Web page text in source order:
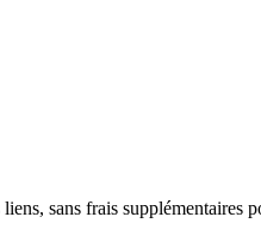
sans frais supplémentaires